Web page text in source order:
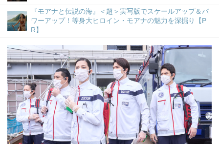
『モアナと伝説の海』＜超＞実写版でスケールアップ＆パ
ワーアップ！等身大ヒロイン・モアナの魅力を深掘り【P
R】